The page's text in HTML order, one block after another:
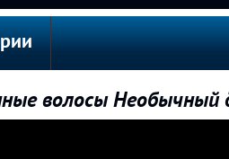
волосы Необычный